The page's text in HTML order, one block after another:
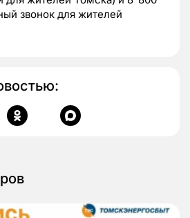
звонок для жителей